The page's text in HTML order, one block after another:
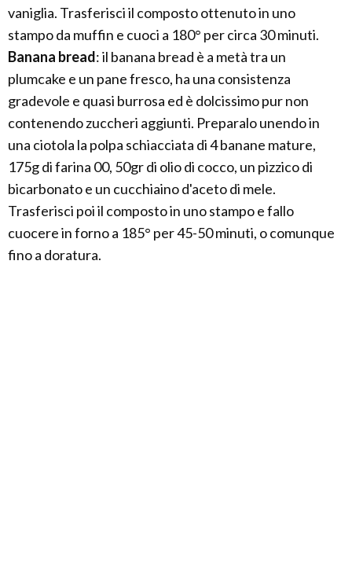
vaniglia. Trasferisci il composto ottenuto in uno
stampo da muffin e cuoci a 180° per circa 30 minuti.
Banana bread: il banana bread è a metà tra un
plumcake e un pane fresco, ha una consistenza
gradevole e quasi burrosa ed è dolcissimo pur non
contenendo zuccheri aggiunti. Preparalo unendo in
una ciotola la polpa schiacciata di 4 banane mature,
175g di farina 00, 50gr di olio di cocco, un pizzico di
bicarbonato e un cucchiaino d'aceto di mele.
Trasferisci poi il composto in uno stampo e fallo
cuocere in forno a 185° per 45-50 minuti, o comunque
fino a doratura.